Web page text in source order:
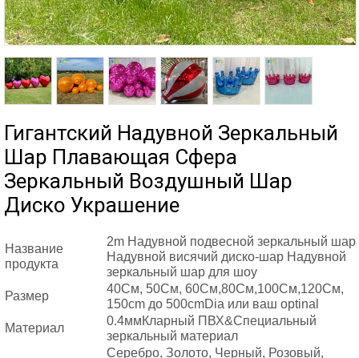
Гигантский Надувной Зеркальный
Шар Плавающая Сфера
Зеркальный Воздушный Шар
Диско Украшение
Название
продукта
2m Надувной подвесной зеркальный шар
Надувной висячий диско-шар Надувной
зеркальный шар для шоу
Размер
40См, 50См, 60См,80См,100См,120См,
150cm до 500cmDia или ваш optinal
Материал
0.4ммКларный ПВХ&Специальный
зеркальный материал
Серебро, Золото, Черный, Розовый,